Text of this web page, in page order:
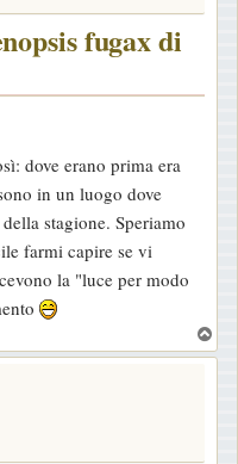
fugax di
dove erano prima era
in un luogo dove
stagione. Speriamo
farmi capire se vi
la "luce per modo
o